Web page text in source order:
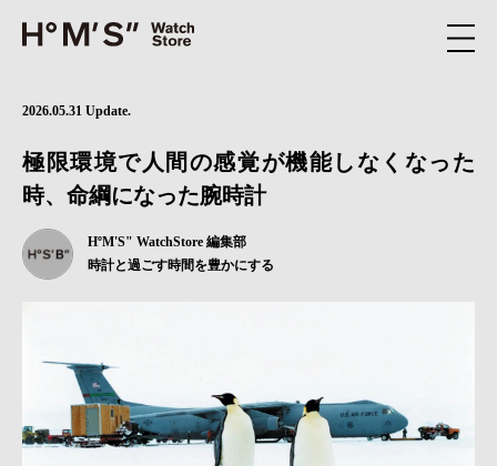
2026.05.31 Update.
極限環境で人間の感覚が機能しなくなった
時、命綱になった腕時計
HºM'S" WatchStore 編集部
時計と過ごす時間を豊かにする